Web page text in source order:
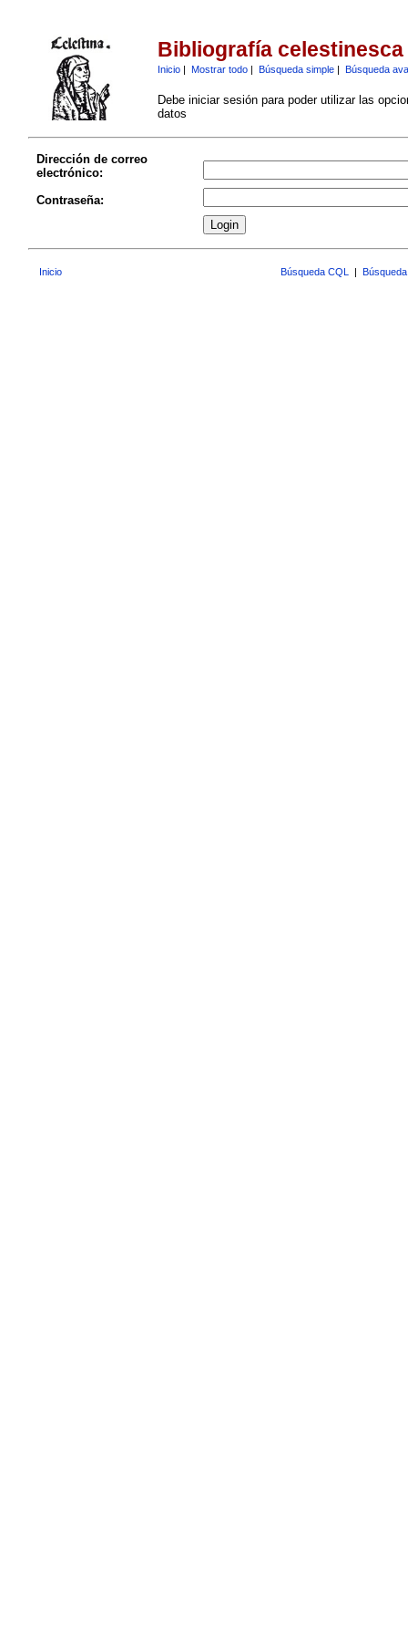
Bibliografía celestinesca
Inicio| Mostrar todo| Búsqueda simple| Búsqueda
Debe iniciar sesión para poder utilizar las
datos
Dirección de correo
electrónico:
Contraseña:
Inicio Búsqueda CQL |